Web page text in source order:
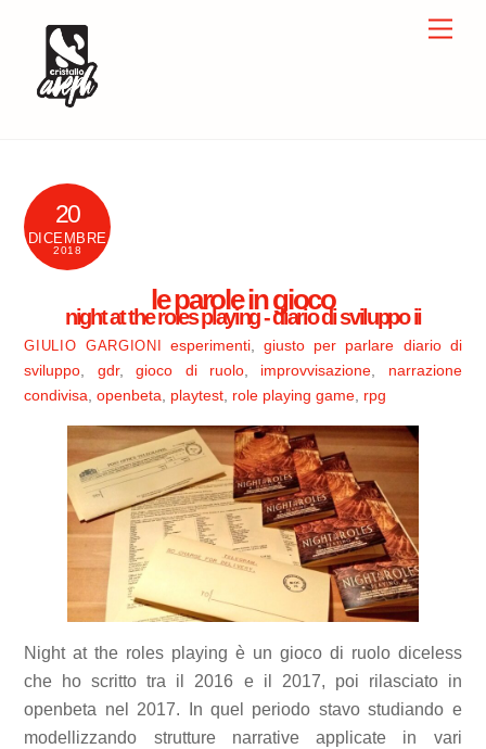
content
20
DICEMBRE
2018
le parole in gioco
night at the roles playing - diario di sviluppo ii
GIULIO GARGIONI esperimenti ,giusto per parlare diario di
sviluppo
gdr,gioco di ruolo, improvvisazione
narrazione
condivisa ,openbeta playtest role playing game rpg
Night at the roles playing è un gioco di ruolo diceless
che ho scritto tra il 2016 e il 2017, poi rilasciato in
openbeta nel 2017. In quel periodo stavo studiando e
modellizzando strutture narrative applicate in vari